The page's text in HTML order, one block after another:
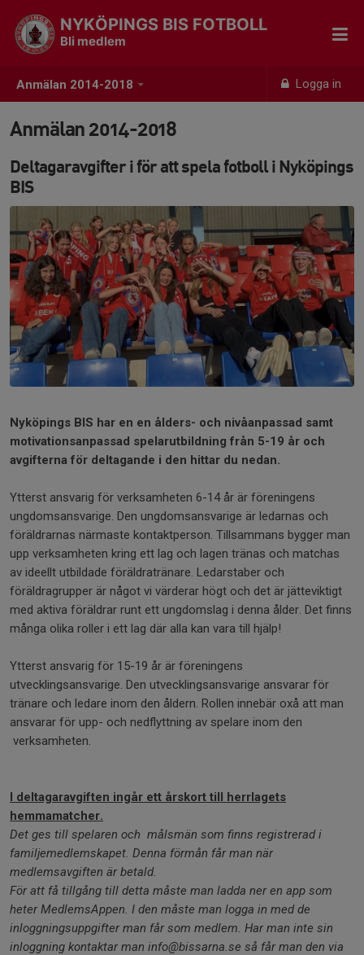
Anmälan 2014-2018 Logga in
NYKÖPINGS BIS FOTBOLL
Bli medlem
Anmälan 2014-2018
Deltagaravgifter i för att spela fotboll i Nyköpings
BIS
Nyköpings BIS har en en ålders- och nivåanpassad samt
motivationsanpassad spelarutbildning från 5-19 år och
avgifterna för deltagande i den hittar du nedan.
Ytterst ansvarig för verksamheten 6-14 år är föreningens
ungdomsansvarige. Den ungdomsansvarige är ledarnas och
föräldrarnas närmaste kontaktperson. Tillsammans bygger man
upp verksamheten kring ett lag och lagen tränas och matchas
av ideellt utbildade föräldratränare. Ledarstaber och
föräldragrupper är något vi värderar högt och det är jätteviktigt
med aktiva föräldrar runt ett ungdomslag i denna ålder. Det finns
många olika roller i ett lag där alla kan vara till hjälp!
Ytterst ansvarig för 15-19 år är föreningens
utvecklingsansvarige. Den utvecklingsansvarige ansvarar för
tränare och ledare inom den åldern. Rollen innebär oxå att man
ansvarar för upp- och nedflyttning av spelare inom den
verksamheten.
I deltagaravgiften ingår ett årskort till herrlagets
hemmamatcher.
Det ges till spelaren och målsmän som finns registrerad i
familjemedlemskapet. Denna förmån får man när
medlemsavgiften är betald.
För att få tillgång till detta måste man ladda ner en app som
heter MedlemsAppen. I den måste man logga in med de
inloggningsuppgifter man får som medlem. Har man inte sin
inloggning kontaktar man info@bissarna.se så får man den via